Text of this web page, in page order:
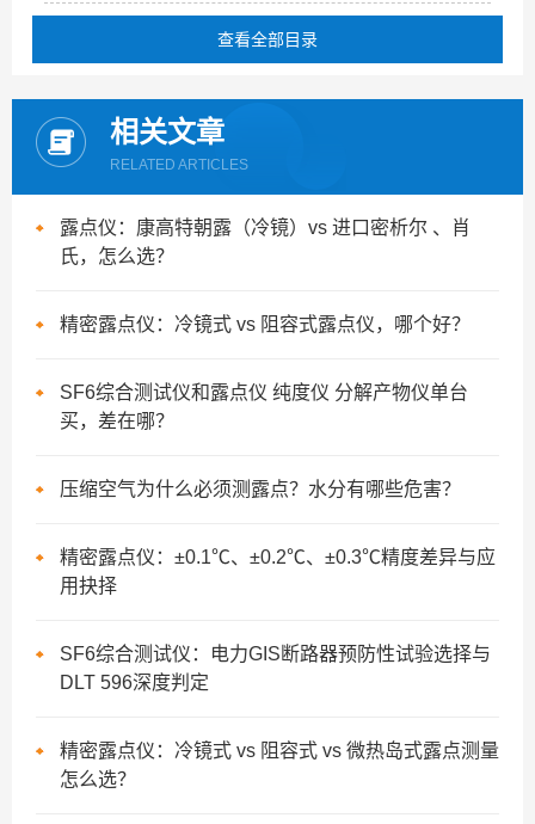
查看全部目录
相关文章
RELATED ARTICLES
露点仪：康高特朝露（冷镜）vs 进口密析尔 、肖
氏，怎么选？
精密露点仪：冷镜式 vs 阻容式露点仪，哪个好？
SF6综合测试仪和露点仪 纯度仪 分解产物仪单台
买，差在哪？
压缩空气为什么必须测露点？水分有哪些危害？
精密露点仪：±0.1℃、±0.2℃、±0.3℃精度差异与应
用抉择
SF6综合测试仪：电力GIS断路器预防性试验选择与
DLT 596深度判定
精密露点仪：冷镜式 vs 阻容式 vs 微热岛式露点测量
怎么选？